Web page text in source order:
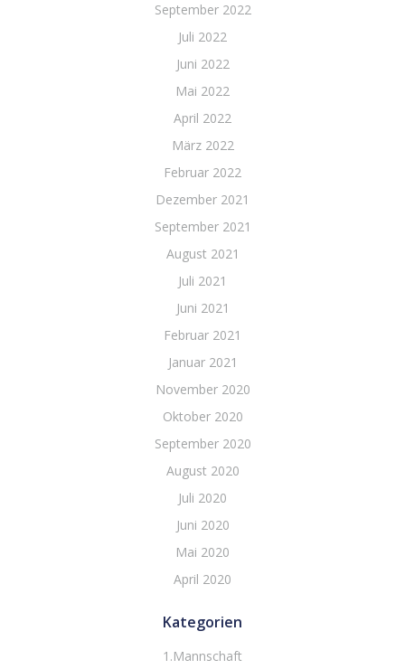
September 2022
Juli 2022
Juni 2022
Mai 2022
April 2022
März 2022
Februar 2022
Dezember 2021
September 2021
August 2021
Juli 2021
Juni 2021
Februar 2021
Januar 2021
November 2020
Oktober 2020
September 2020
August 2020
Juli 2020
Juni 2020
Mai 2020
April 2020
Kategorien
1.Mannschaft